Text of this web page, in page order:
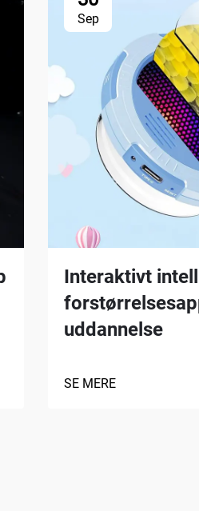
Sep
Interaktivt
uddannelse
SE MERE